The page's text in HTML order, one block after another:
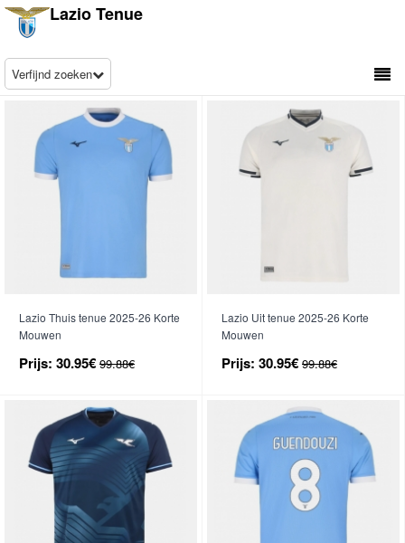
Lazio Tenue
Verfijnd zoeken
Lazio Thuis tenue 2025-26 Korte
Mouwen
Prijs: 30.95€ 99.88€
Lazio Uit tenue 2025-26 Korte
Mouwen
Prijs: 30.95€ 99.88€